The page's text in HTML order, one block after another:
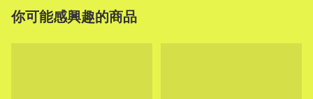
你可能感興趣的商品